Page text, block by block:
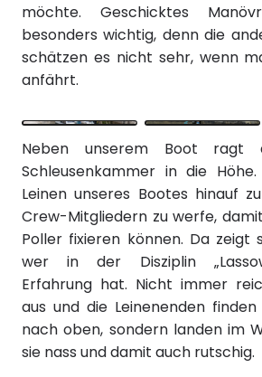
möchte. Geschicktes
besonders wichtig, denn die
schätzen es nicht sehr, wenn
anfährt.
Neben unserem Boot ragt
Schleusenkammer in die
Leinen unseres Bootes hinauf
Crew-Mitgliedern zu werfe,
Poller fixieren können. Da zeigt
wer in der Disziplin
Erfahrung hat. Nicht immer
aus und die Leinenenden
nach oben, sondern landen im
sie nass und damit auch rutschig.